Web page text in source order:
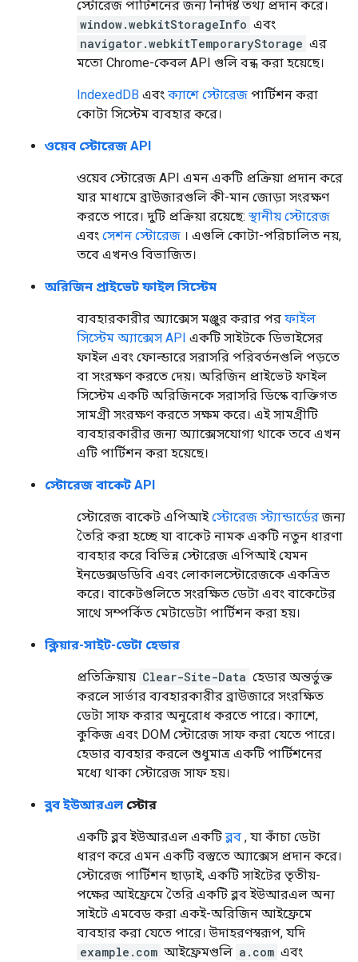
স্টোরেজ পার্টিশনের জন্য নির্দিষ্ট তথ্য প্রদান করে।
window.webkitStorageInfo এবং
navigator.webkitTemporaryStorage এর
মতো Chrome-কেবল API গুলি বন্ধ করা হয়েছে।
IndexedDB এবং ক্যাশে স্টোরেজ পার্টিশন করা
কোটা সিস্টেম ব্যবহার করে।
ওয়েব স্টোরেজ API
ওয়েব স্টোরেজ API এমন একটি প্রক্রিয়া প্রদান করে
যার মাধ্যমে ব্রাউজারগুলি কী-মান জোড়া সংরক্ষণ
করতে পারে। দুটি প্রক্রিয়া রয়েছে: স্থানীয় স্টোরেজ
এবং সেশন স্টোরেজ । এগুলি কোটা-পরিচালিত নয়,
তবে এখনও বিভাজিত।
অরিজিন প্রাইভেট ফাইল সিস্টেম
ব্যবহারকারীর অ্যাক্সেস মঞ্জুর করার পর ফাইল
সিস্টেম অ্যাক্সেস API একটি সাইটকে ডিভাইসের
ফাইল এবং ফোল্ডারে সরাসরি পরিবর্তনগুলি পড়তে
বা সংরক্ষণ করতে দেয়। অরিজিন প্রাইভেট ফাইল
সিস্টেম একটি অরিজিনকে সরাসরি ডিস্কে ব্যক্তিগত
সামগ্রী সংরক্ষণ করতে সক্ষম করে। এই সামগ্রীটি
ব্যবহারকারীর জন্য অ্যাক্সেসযোগ্য থাকে তবে এখন
এটি পার্টিশন করা হয়েছে।
স্টোরেজ বাকেট API
স্টোরেজ বাকেট এপিআইস্টোরেজ স্ট্যান্ডার্ডেরজন্য
তৈরি করা হচ্ছে যা বাকেট নামক একটি নতুন ধারণা
ব্যবহার করে বিভিন্ন স্টোরেজ এপিআই যেমন
ইনডেক্সডডিবি এবং লোকালস্টোরেজকে একত্রিত
করে। বাকেটগুলিতে সংরক্ষিত ডেটা এবং বাকেটের
সাথে সম্পর্কিত মেটাডেটা পার্টিশন করা হয়।
ক্লিয়ার-সাইট-ডেটা হেডার
প্রতিক্রিয়ায় Clear-Site-Data হেডার অন্তর্ভুক্ত
করলে সার্ভার ব্যবহারকারীর ব্রাউজারে সংরক্ষিত
ডেটা সাফ করার অনুরোধ করতে পারে। ক্যাশে,
কুকিজ এবং DOM স্টোরেজ সাফ করা যেতে পারে।
হেডার ব্যবহার করলে শুধুমাত্র একটি পার্টিশনের
মধ্যে থাকা স্টোরেজ সাফ হয়।
ব্লব ইউআরএল স্টোর
একটি ব্লব ইউআরএল একটিব্লব , যা কাঁচা ডেটা
ধারণ করে এমন একটি বস্তুতে অ্যাক্সেস প্রদান করে।
স্টোরেজ পার্টিশন ছাড়াই, একটি সাইটের তৃতীয়-
পক্ষের আইফ্রেমে তৈরি একটি ব্লব ইউআরএল অন্য
সাইটে এমবেড করা একই-অরিজিন আইফ্রেমে
ব্যবহার করা যেতে পারে। উদাহরণস্বরূপ, যদি
example.com আইফ্রেমগুলি a.com এবং